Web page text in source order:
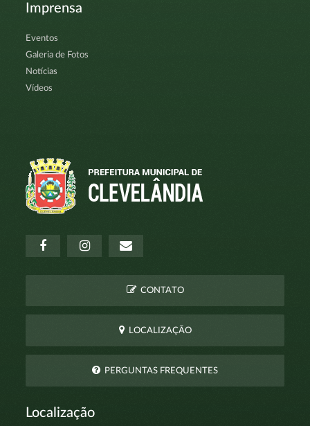
Imprensa
Eventos
Galeria de Fotos
Notícias
Vídeos
CONTATO
LOCALIZAÇÃO
PERGUNTAS FREQUENTES
Localização